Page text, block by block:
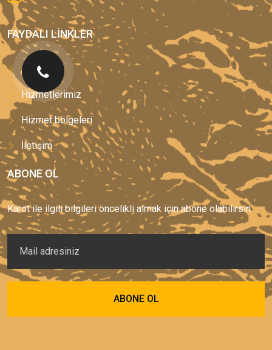
FAYDALI LINKLER
Anasayfa
Hizmetlerimiz
Hizmet bölgeleri
İletişim
ABONE OL
Karot ile ilgili bilgileri öncelikli almak için abone olabilirsin.